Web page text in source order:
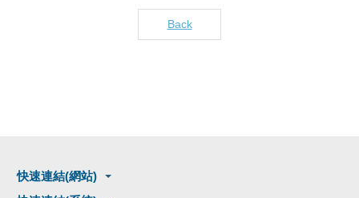
Back
快速連結(網站)